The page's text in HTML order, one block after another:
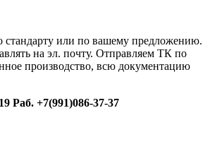
стандарту или по вашему предложению.
на эл. почту. Отправляем ТК по
производство, всю документацию
Раб. +7(991)086-37-37